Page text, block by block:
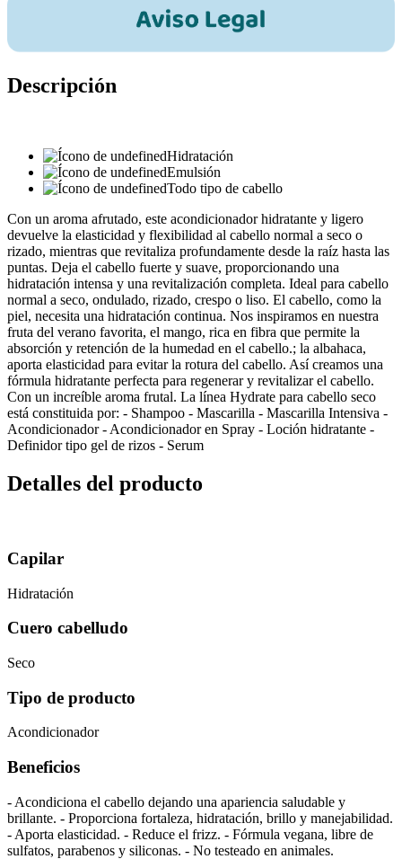
Descripción
Hidratación
Emulsión
Todo tipo de cabello
Con un aroma afrutado, este acondicionador hidratante y ligero
devuelve la elasticidad y flexibilidad al cabello normal a seco o
rizado, mientras que revitaliza profundamente desde la raíz hasta las
puntas. Deja el cabello fuerte y suave, proporcionando una
hidratación intensa y una revitalización completa. Ideal para cabello
normal a seco, ondulado, rizado, crespo o liso. El cabello, como la
piel, necesita una hidratación continua. Nos inspiramos en nuestra
fruta del verano favorita, el mango, rica en fibra que permite la
absorción y retención de la humedad en el cabello.; la albahaca,
aporta elasticidad para evitar la rotura del cabello. Así creamos una
fórmula hidratante perfecta para regenerar y revitalizar el cabello.
Con un increíble aroma frutal. La línea Hydrate para cabello seco
está constituida por: - Shampoo - Mascarilla - Mascarilla Intensiva -
Acondicionador - Acondicionador en Spray - Loción hidratante -
Definidor tipo gel de rizos - Serum
Detalles del producto
Capilar
Hidratación
Cuero cabelludo
Seco
Tipo de producto
Acondicionador
Beneficios
- Acondiciona el cabello dejando una apariencia saludable y
brillante. - Proporciona fortaleza, hidratación, brillo y manejabilidad.
- Aporta elasticidad. - Reduce el frizz. - Fórmula vegana, libre de
sulfatos, parabenos y siliconas. - No testeado en animales.